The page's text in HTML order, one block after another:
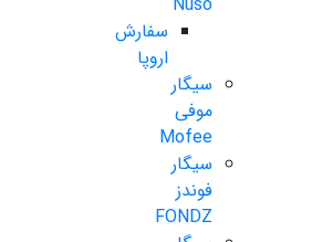
سفارش
اروپا
سیگار
موفی
Mofee
سیگار
فوندز
FONDZ